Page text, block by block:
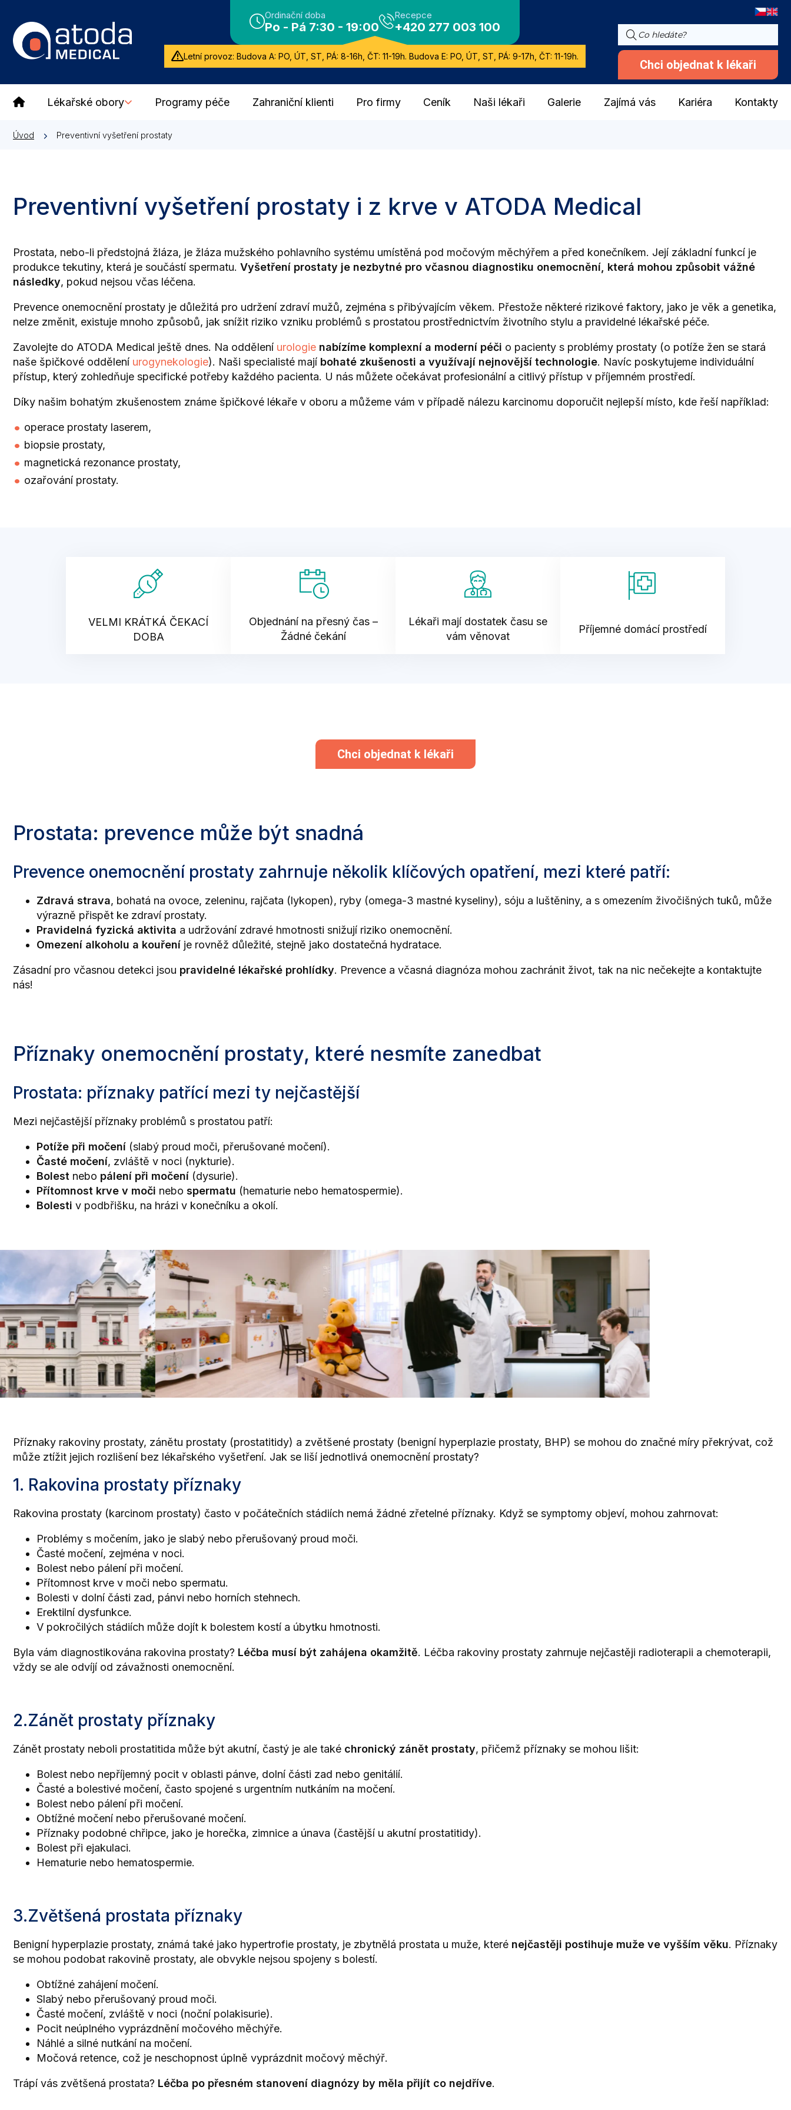
Ordinační doba
Po - Pá 7:30 - 19:00
Recepce
+420 277 003 100
Letní provoz: Budova A: PO, ÚT, ST, PÁ: 8-16h, ČT: 11-19h. Budova E: PO, ÚT, ST, PÁ: 9-17h, ČT: 11-19h.
Chci objednat k lékaři
Lékařské obory Programy péče Zahraniční klienti Pro firmy Ceník Naši lékaři Galerie Zajímá vás Kariéra Kontakty
Úvod Preventivní vyšetření prostaty
Preventivní vyšetření prostaty i z krve v ATODA Medical
Prostata, nebo-li předstojná žláza, je žláza mužského pohlavního systému umístěná pod močovým měchýřem a před konečníkem. Její základní funkcí je
produkce tekutiny, která je součástí spermatu. Vyšetření prostaty je nezbytné pro včasnou diagnostiku onemocnění, která mohou způsobit vážné
následky, pokud nejsou včas léčena.
Prevence onemocnění prostaty je důležitá pro udržení zdraví mužů, zejména s přibývajícím věkem. Přestože některé rizikové faktory, jako je věk a genetika,
nelze změnit, existuje mnoho způsobů, jak snížit riziko vzniku problémů s prostatou prostřednictvím životního stylu a pravidelné lékařské péče.
Zavolejte do ATODA Medical ještě dnes. Na oddělení urologie nabízíme komplexní a moderní péči o pacienty s problémy prostaty (o potíže žen se stará
naše špičkové oddělení urogynekologie). Naši specialisté mají bohaté zkušenosti a využívají nejnovější technologie. Navíc poskytujeme individuální
přístup, který zohledňuje specifické potřeby každého pacienta. U nás můžete očekávat profesionální a citlivý přístup v příjemném prostředí.
Díky našim bohatým zkušenostem známe špičkové lékaře v oboru a můžeme vám v případě nálezu karcinomu doporučit nejlepší místo, kde řeší například:
operace prostaty laserem,
biopsie prostaty,
magnetická rezonance prostaty,
ozařování prostaty.
VELMI KRÁTKÁ ČEKACÍ
DOBA
Objednání na přesný čas –
Žádné čekání
Lékaři mají dostatek času se
vám věnovat
Příjemné domácí prostředí
Chci objednat k lékaři
Prostata: prevence může být snadná
Prevence onemocnění prostaty zahrnuje několik klíčových opatření, mezi které patří:
Zdravá strava, bohatá na ovoce, zeleninu, rajčata (lykopen), ryby (omega-3 mastné kyseliny), sóju a luštěniny, a s omezením živočišných tuků, může
výrazně přispět ke zdraví prostaty.
Pravidelná fyzická aktivita a udržování zdravé hmotnosti snižují riziko onemocnění.
Omezení alkoholu a kouření je rovněž důležité, stejně jako dostatečná hydratace.
Zásadní pro včasnou detekci jsou pravidelné lékařské prohlídky. Prevence a včasná diagnóza mohou zachránit život, tak na nic nečekejte a kontaktujte
nás!
Příznaky onemocnění prostaty, které nesmíte zanedbat
Prostata: příznaky patřící mezi ty nejčastější
Mezi nejčastější příznaky problémů s prostatou patří:
Potíže při močení (slabý proud moči, přerušované močení).
Časté močení, zvláště v noci (nykturie).
Bolest nebo pálení při močení (dysurie).
Přítomnost krve v moči nebo spermatu (hematurie nebo hematospermie).
Bolesti v podbřišku, na hrázi v konečníku a okolí.
Příznaky rakoviny prostaty, zánětu prostaty (prostatitidy) a zvětšené prostaty (benigní hyperplazie prostaty, BHP) se mohou do značné míry překrývat, což
může ztížit jejich rozlišení bez lékařského vyšetření. Jak se liší jednotlivá onemocnění prostaty?
1. Rakovina prostaty příznaky
Rakovina prostaty (karcinom prostaty) často v počátečních stádiích nemá žádné zřetelné příznaky. Když se symptomy objeví, mohou zahrnovat:
Problémy s močením, jako je slabý nebo přerušovaný proud moči.
Časté močení, zejména v noci.
Bolest nebo pálení při močení.
Přítomnost krve v moči nebo spermatu.
Bolesti v dolní části zad, pánvi nebo horních stehnech.
Erektilní dysfunkce.
V pokročilých stádiích může dojít k bolestem kostí a úbytku hmotnosti.
Byla vám diagnostikována rakovina prostaty? Léčba musí být zahájena okamžitě. Léčba rakoviny prostaty zahrnuje nejčastěji radioterapii a chemoterapii,
vždy se ale odvíjí od závažnosti onemocnění.
2.Zánět prostaty příznaky
Zánět prostaty neboli prostatitida může být akutní, častý je ale také chronický zánět prostaty, přičemž příznaky se mohou lišit:
Bolest nebo nepříjemný pocit v oblasti pánve, dolní části zad nebo genitálií.
Časté a bolestivé močení, často spojené s urgentním nutkáním na močení.
Bolest nebo pálení při močení.
Obtížné močení nebo přerušované močení.
Příznaky podobné chřipce, jako je horečka, zimnice a únava (častější u akutní prostatitidy).
Bolest při ejakulaci.
Hematurie nebo hematospermie.
3.Zvětšená prostata příznaky
Benigní hyperplazie prostaty, známá také jako hypertrofie prostaty, je zbytnělá prostata u muže, které nejčastěji postihuje muže ve vyšším věku. Příznaky
se mohou podobat rakovině prostaty, ale obvykle nejsou spojeny s bolestí.
Obtížné zahájení močení.
Slabý nebo přerušovaný proud moči.
Časté močení, zvláště v noci (noční polakisurie).
Pocit neúplného vyprázdnění močového měchýře.
Náhlé a silné nutkání na močení.
Močová retence, což je neschopnost úplně vyprázdnit močový měchýř.
Trápí vás zvětšená prostata? Léčba po přesném stanovení diagnózy by měla přijít co nejdříve.